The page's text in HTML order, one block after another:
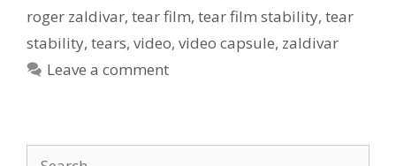
roger zaldivar, tear film, tear film stability, tear
stability, tears, video, video capsule, zaldivar
Leave a comment